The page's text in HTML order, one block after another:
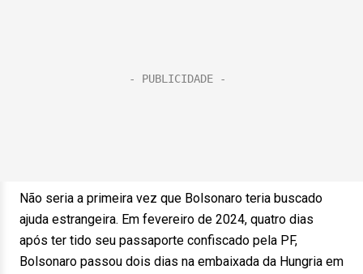
Não seria a primeira vez que Bolsonaro teria buscado
ajuda estrangeira. Em fevereiro de 2024, quatro dias
após ter tido seu passaporte confiscado pela PF,
Bolsonaro passou dois dias na embaixada da Hungria em